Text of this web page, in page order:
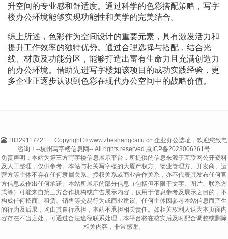
升空间的专业感和舒适度。通过科学的色彩搭配策略，写字
楼办公环境能够实现功能性和美学的完美结合。
综上所述，色彩作为空间设计的重要元素，具有激发活力和
提升工作效率的独特优势。通过合理选择与搭配，结合光
线、材质及功能分区，能够打造出富有生命力且充满创造力
的办公环境。借助先进写字楼如该项目的成功实践经验，更
多企业正逐步认识到色彩在现代办公空间中的战略价值。
18329117221
Copyright © www.zheshangcaifu.cn 企业办公选址，欢迎您致电
咨询！--杭州写字楼信息网-- All rights reserved.京ICP备2023006261号
免责声明：本站为第三方写字楼信息展示平台，所提供的信息来源于互联网公开资料
及人工整理，仅供参考。本站与相关写字楼的大厦产权方、物业管理方、开发商、运
营方等主体不存在任何隶属关系、授权关系或商业合作关系，亦不代表其发布任何官
方信息或作出任何承诺。本站所展示的部分信息（包括但不限于文字、图片、联系方
式等）可能来自第三方合作机构或广告展示内容，仅用于信息参考及展示之目的，不
构成任何招商、租赁、销售等交易行为或商业建议。任何主体因参考本站信息而产生
的行为及后果，均由其自行承担，本站不承担相关责任。如相关权利人认为本页面内
容存在不当之处，可通过合法途径联系处理，本平台将在核实后及时配合调整或删除
相关内容，非常感谢。